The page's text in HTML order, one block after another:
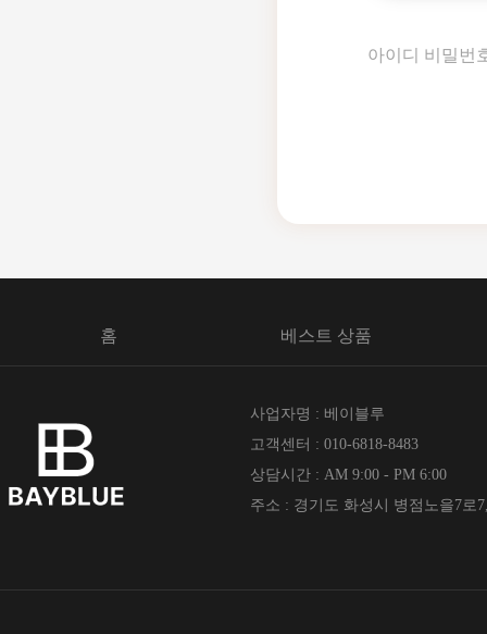
아이디 비밀번
홈 베스트 상품
사업자명 : 베이블루
고객센터 : 010-6818-8483
상담시간 : AM 9:00 - PM 6:00
주소 : 경기도 화성시 병점노을7로